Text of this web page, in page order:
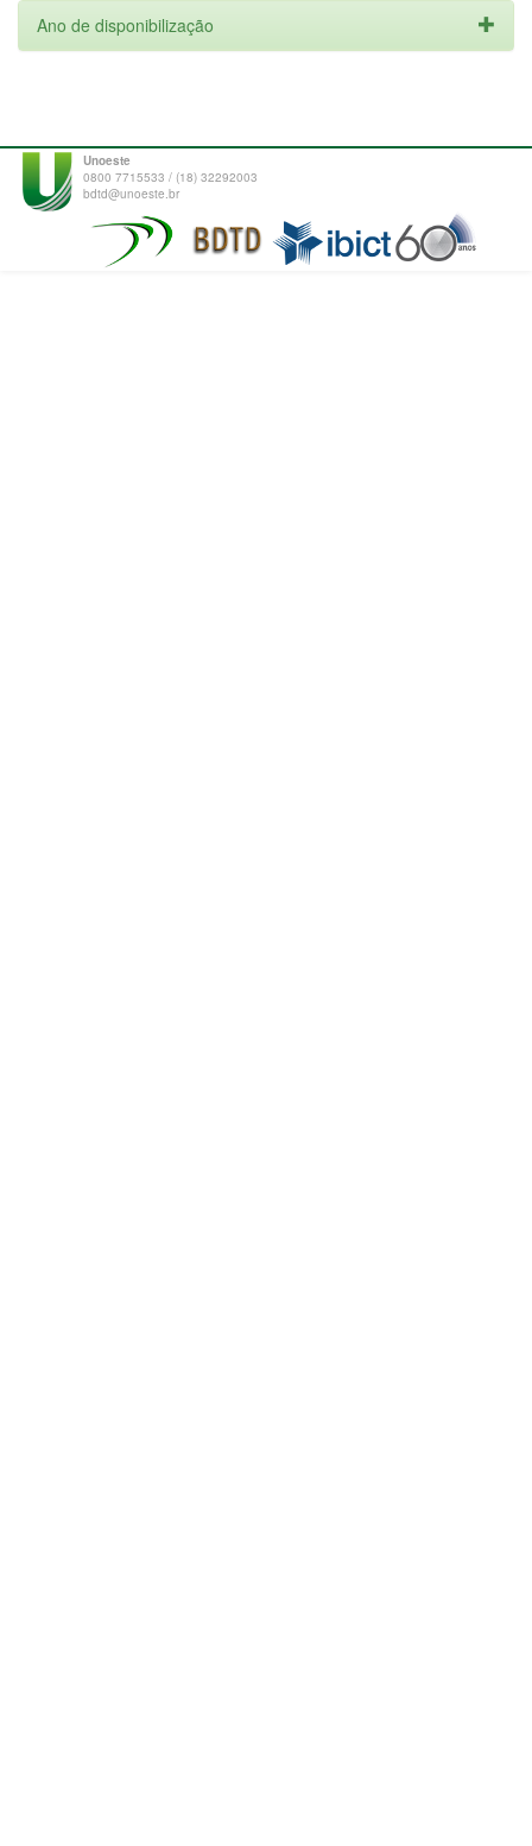
Ano de disponibilização
Unoeste
0800 7715533 / (18) 32292003
bdtd@unoeste.br